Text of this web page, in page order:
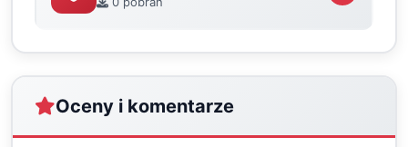
Oceny i komentarze